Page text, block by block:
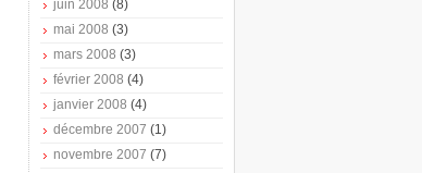
juin 2008 (8)
mai 2008 (3)
mars 2008 (3)
février 2008 (4)
janvier 2008 (4)
décembre 2007 (1)
novembre 2007 (7)